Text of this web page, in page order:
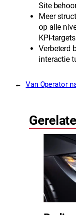
Site
Meer
op alle
KPI-
Verbeterd
interactie
←
Van Operator